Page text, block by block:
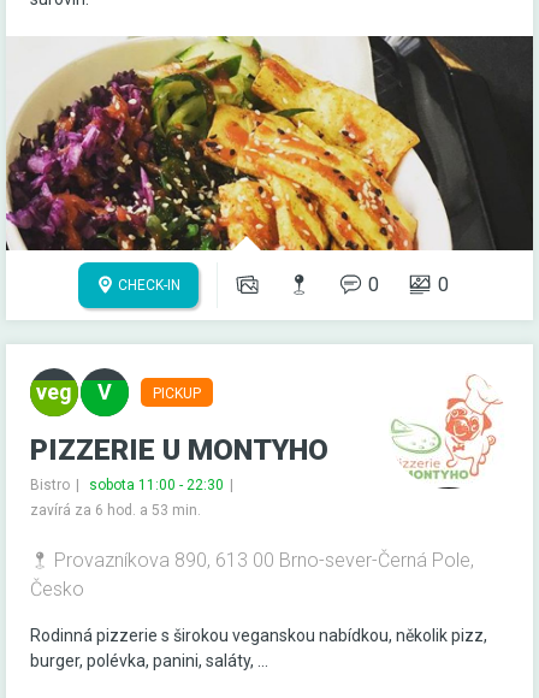
CHECK-IN 0 0
PICKUP
PIZZERIE U MONTYHO
Bistro
sobota 11:00 - 22:30
zavírá za 6 hod. a 53 min.
Provazníkova 890, 613 00 Brno-sever-Černá Pole,
Česko
Rodinná pizzerie s širokou veganskou nabídkou, několik pizz,
burger, polévka, panini, saláty, ...